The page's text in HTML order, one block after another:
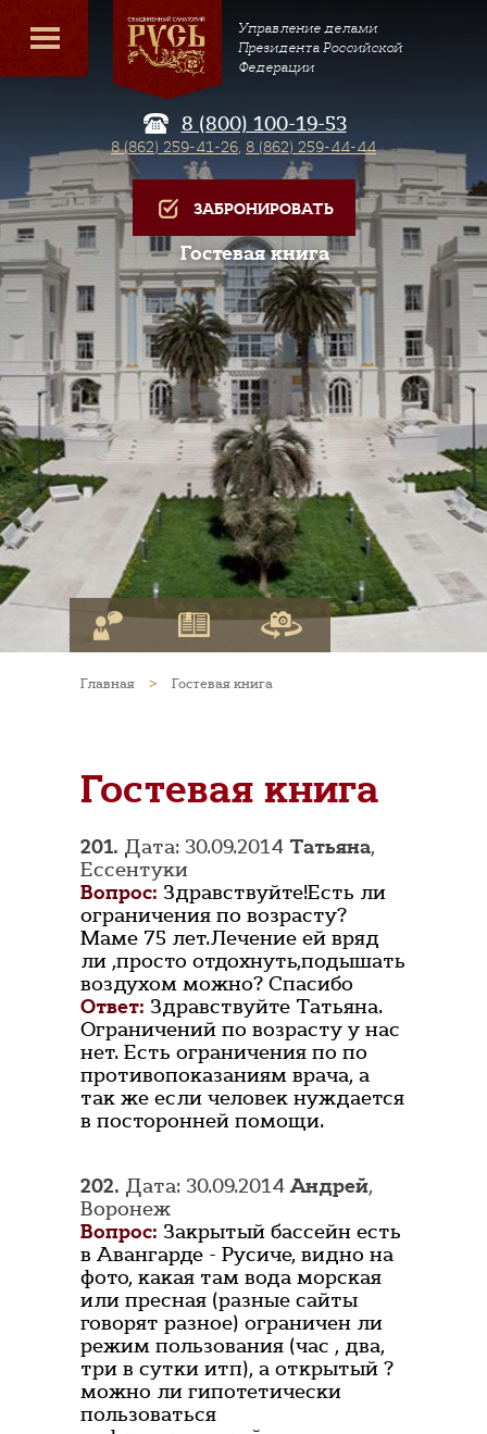
Управление делами
Президента Российской
Федерации
8 (800) 100-19-53
8 (862) 259-41-26, 8 (862) 259-44-44
ЗАБРОНИРОВАТЬ
Гостевая книга
Главная > Гостевая книга
Гостевая книга
201. Дата: 30.09.2014 Татьяна,
Ессентуки
Вопрос: Здравствуйте!Есть ли
ограничения по возрасту?
Маме 75 лет.Лечение ей вряд
ли ,просто отдохнуть,подышать
воздухом можно? Спасибо
Ответ: Здравствуйте Татьяна.
Ограничений по возрасту у нас
нет. Есть ограничения по по
противопоказаниям врача, а
так же если человек нуждается
в посторонней помощи.
202. Дата: 30.09.2014Андрей,
Воронеж
Вопрос: Закрытый бассейн есть
в Авангарде - Русиче, видно на
фото, какая там вода морская
или пресная (разные сайты
говорят разное) ограничен ли
режим пользования (час , два,
три в сутки итп), а открытый ?
можно ли гипотетически
пользоваться